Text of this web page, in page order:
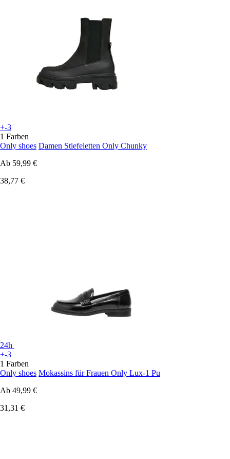
+-3
1 Farben
Only shoes Damen Stiefeletten Only Chunky
Ab 59,99 €
38,77 €
24h
+-3
1 Farben
Only shoes Mokassins für Frauen Only Lux-1 Pu
Ab 49,99 €
31,31 €